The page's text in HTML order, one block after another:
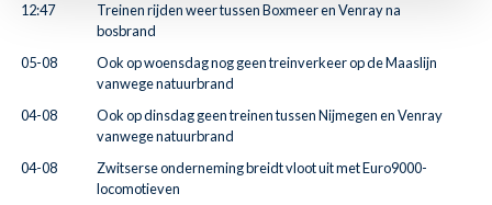
12:47
Treinen rijden weer tussen Boxmeer en Venray na
bosbrand
05-08
Ook op woensdag nog geen treinverkeer op de Maaslijn
vanwege natuurbrand
04-08
Ook op dinsdag geen treinen tussen Nijmegen en Venray
vanwege natuurbrand
04-08
Zwitserse onderneming breidt vloot uit met Euro9000-
locomotieven